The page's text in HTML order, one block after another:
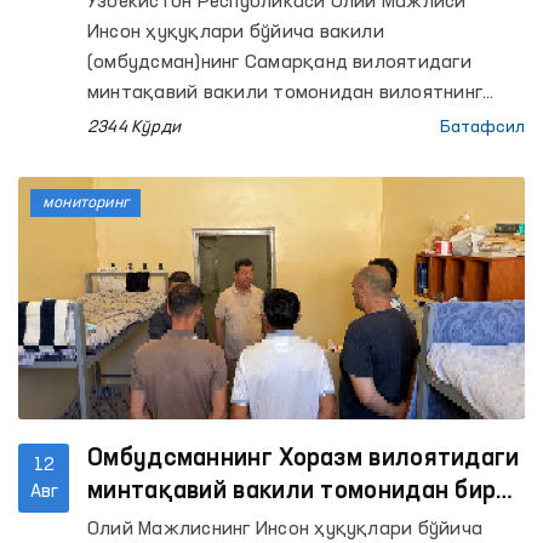
Инсон ҳуқуқлари бўйича вакили
(омбудсман)нинг Самарқанд вилоятидаги
минтақавий вакили томонидан вилоятнинг
Пастдарғом туманида жойлашган 37-сон
2344 Кўрди Батафсил
12
Авг
Омбудсманнинг Хоразм вилоятидаги
минтақавий вакили томонидан бир
қатор ёпиқ муассасаларда
Олий Мажлиснинг Инсон ҳуқуқлари бўйича
мониторинг